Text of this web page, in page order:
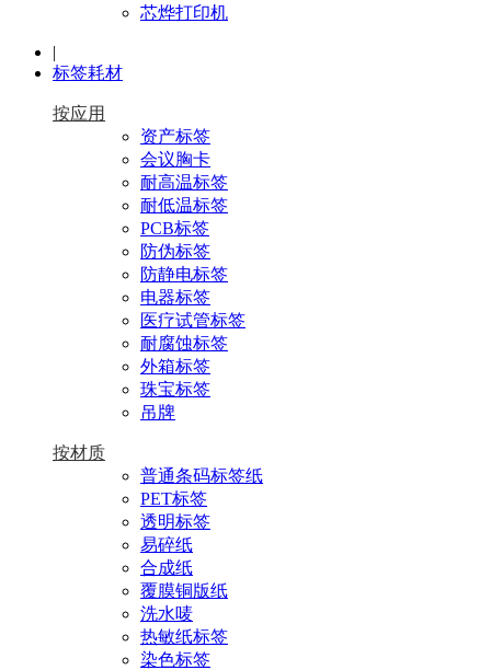
芯烨打印机
|
标签耗材
按应用
资产标签
会议胸卡
耐高温标签
耐低温标签
PCB标签
防伪标签
防静电标签
电器标签
医疗试管标签
耐腐蚀标签
外箱标签
珠宝标签
吊牌
按材质
普通条码标签纸
PET标签
透明标签
易碎纸
合成纸
覆膜铜版纸
洗水唛
热敏纸标签
染色标签